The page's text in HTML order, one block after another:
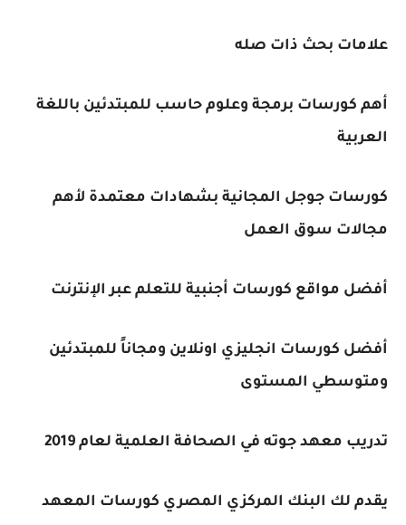
علامات بحث ذات صله
أهم كورسات برمجة وعلوم حاسب للمبتدئين باللغة
العربية
كورسات جوجل المجانية بشهادات معتمدة لأهم
مجالات سوق العمل
أفضل مواقع كورسات أجنبية للتعلم عبر الإنترنت
أفضل كورسات انجليزي اونلاين ومجاناً للمبتدئين
ومتوسطي المستوى
تدريب معهد جوته في الصحافة العلمية لعام 2019
يقدم لك البنك المركزي المصري كورسات المعهد